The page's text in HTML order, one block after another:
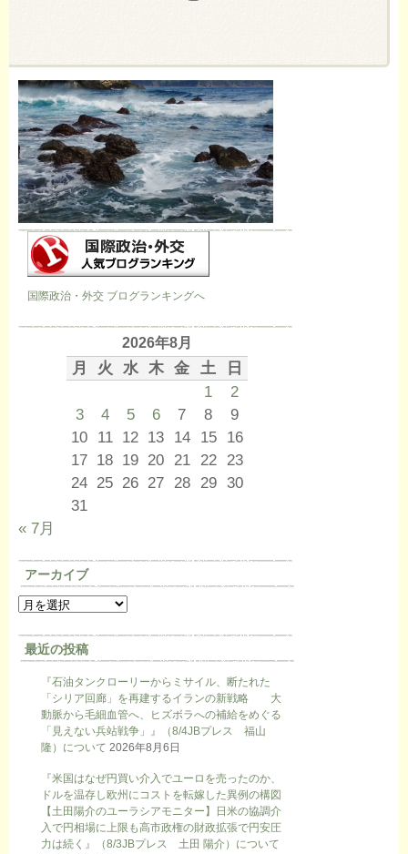
国際政治・外交 ブログランキングへ
2026年8月
月 火 水 木 金 土
日
1
2
3
4 5 6 7 8
9
10 11 12 13 14 15
16
17 18 19 20 21 22
23
24 25 26 27 28 29 30
31
« 7月
アーカイブ
最近の投稿
『石油タンクローリーからミサイル、断たれた
「シリア回廊」を再建するイランの新戦略 大
動脈から毛細血管へ、ヒズボラへの補給をめぐる
「見えない兵站戦争」』（8/4JBプレス 福山
隆）について 2026年8月6日
『米国はなぜ円買い介入でユーロを売ったのか、
ドルを温存し欧州にコストを転嫁した異例の構図
【土田陽介のユーラシアモニター】日米の協調介
入で円相場に上限も高市政権の財政拡張で円安圧
力は続く』（8/3JBプレス 土田 陽介）について